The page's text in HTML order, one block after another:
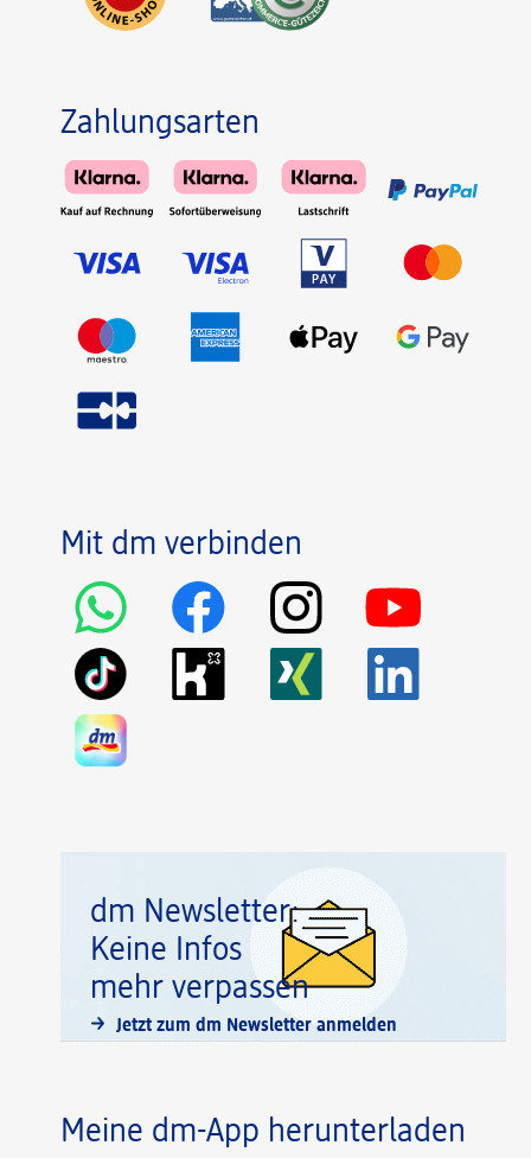
Zahlungsarten
Mit dm verbinden
dm Newsletter:
Keine Infos
mehr verpassen
Jetzt zum dm Newsletter anmelden
Meine dm-App herunterladen